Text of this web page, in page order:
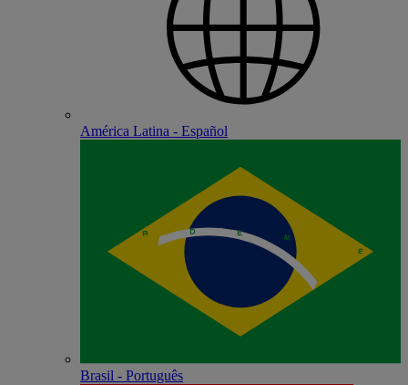
América Latina - Español
Brasil - Português